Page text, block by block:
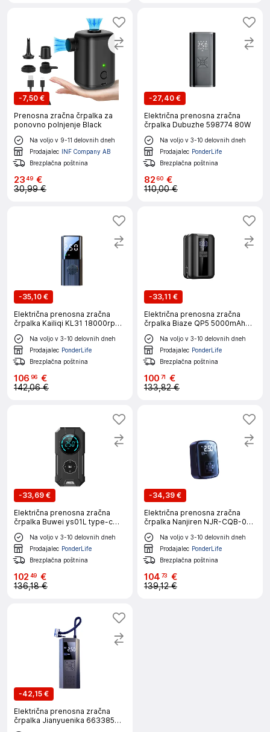
-7,50 €
Prenosna zračna črpalka za
ponovno polnjenje Black
Na voljo v 9-11 delovnih dneh
Prodajalec INF Company AB
Brezplačna poštnina
2349 €
30,99 €
-27,40 €
Električna prenosna zračna
črpalka Dubuzhe 598774 80W
Na voljo v 3-10 delovnih dneh
Prodajalec PonderLife
Brezplačna poštnina
8260 €
110,00 €
-35,10 €
Električna prenosna zračna
črpalka Kailiqi KL31 18000rpm
6000mAh
Na voljo v 3-10 delovnih dneh
Prodajalec PonderLife
Brezplačna poštnina
106 96 €
142,06 €
-33,11 €
Električna prenosna zračna
črpalka Biaze QP5 5000mAh
LED type-c
Na voljo v 3-10 delovnih dneh
Prodajalec PonderLife
Brezplačna poštnina
100 71 €
133,82 €
-33,69 €
Električna prenosna zračna
črpalka Buwei ys01L type-c
150PSI
Na voljo v 3-10 delovnih dneh
Prodajalec PonderLife
Brezplačna poštnina
102 49 €
136,18 €
-34,39 €
Električna prenosna zračna
črpalka Nanjiren NJR-CQB-002
LED type-c
Na voljo v 3-10 delovnih dneh
Prodajalec PonderLife
Brezplačna poštnina
104 73 €
139,12 €
-42,15 €
Električna prenosna zračna
črpalka Jianyuenika 663385
6000mAh